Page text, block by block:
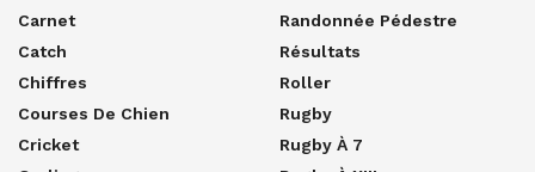
Carnet
Catch
Chiffres
Courses De Chien
Cricket
Randonnée Pédestre
Résultats
Roller
Rugby
Rugby À 7